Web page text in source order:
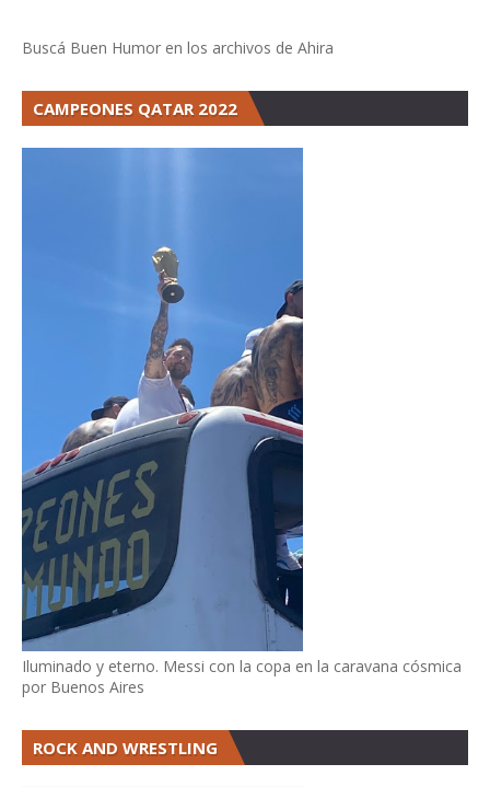
Buscá Buen Humor en los archivos de Ahira
CAMPEONES QATAR 2022
Iluminado y eterno. Messi con la copa en la caravana cósmica
por Buenos Aires
ROCK AND WRESTLING